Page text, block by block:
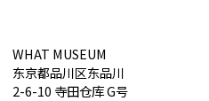
WHAT MUSEUM
东京都品川区东品川
2-6-10 寺田仓库 G号